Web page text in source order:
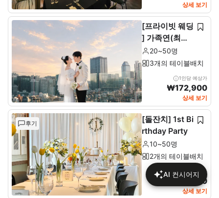
상세 보기
[프라이빗 웨딩
] 가족연(최소2
0~최대 50인)
20~50명
3개의 테이블배치
1인당 예상가
₩172,900
상세 보기
후기
[돌잔치] 1st Bi
rthday Party
10~50명
2개의 테이블배치
1인당 예상가
₩137,680
상세 보기
AI 컨시어지